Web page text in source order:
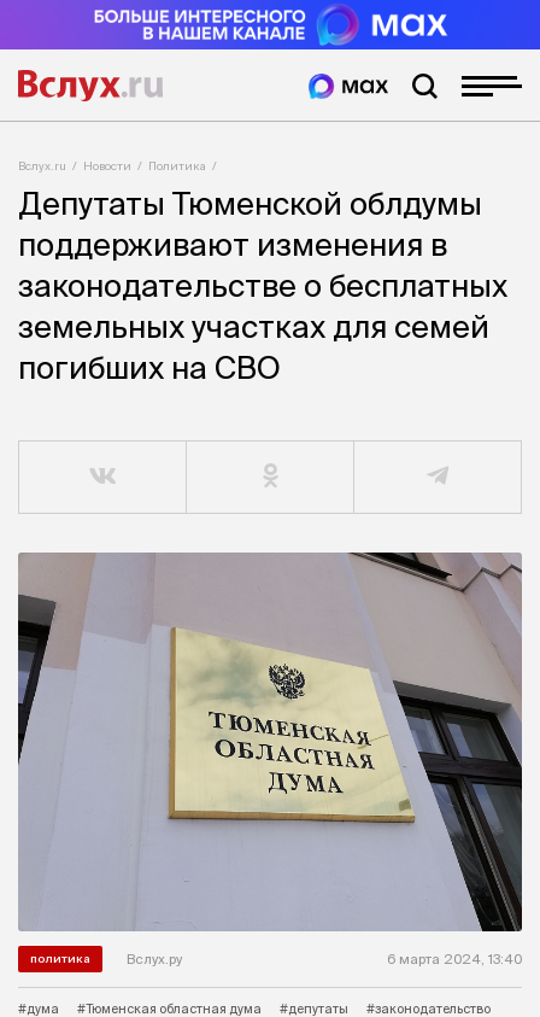
Вслух.ru Новости Политика
Депутаты Тюменской облдумы
поддерживают изменения в
законодательстве о бесплатных
земельных участках для семей
погибших на СВО
политика Вслух.ру 6 марта 2024, 13:40
#дума #Тюменская областная дума #депутаты
#законодательство